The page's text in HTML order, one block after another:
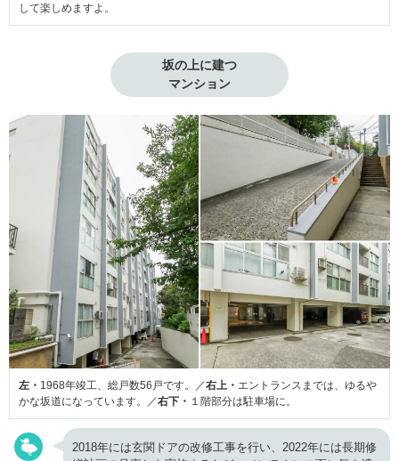
して楽しめますよ。
坂の上に建つ
マンション
左・ 1968年竣工、総戸数56戸です。／右上・ エントランスまでは、ゆるや
かな坂道になっています。／右下・ １階部分は駐車場に。
2018年には玄関ドアの改修工事を行い、2022年には長期修